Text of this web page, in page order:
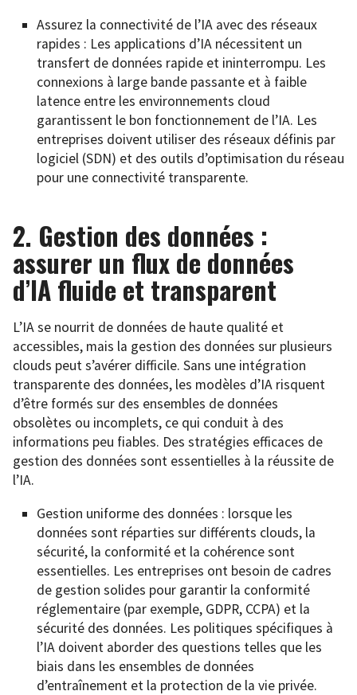
Assurez la connectivité de l’IA avec des réseaux
rapides : Les applications d’IA nécessitent un
transfert de données rapide et ininterrompu. Les
connexions à large bande passante et à faible
latence entre les environnements cloud
garantissent le bon fonctionnement de l’IA. Les
entreprises doivent utiliser des réseaux définis par
logiciel (SDN) et des outils d’optimisation du réseau
pour une connectivité transparente.
2. Gestion des données :
assurer un flux de données
d’IA fluide et transparent
L’IA se nourrit de données de haute qualité et
accessibles, mais la gestion des données sur plusieurs
clouds peut s’avérer difficile. Sans une intégration
transparente des données, les modèles d’IA risquent
d’être formés sur des ensembles de données
obsolètes ou incomplets, ce qui conduit à des
informations peu fiables. Des stratégies efficaces de
gestion des données sont essentielles à la réussite de
l’IA.
Gestion uniforme des données : lorsque les
données sont réparties sur différents clouds, la
sécurité, la conformité et la cohérence sont
essentielles. Les entreprises ont besoin de cadres
de gestion solides pour garantir la conformité
réglementaire (par exemple, GDPR, CCPA) et la
sécurité des données. Les politiques spécifiques à
l’IA doivent aborder des questions telles que les
biais dans les ensembles de données
d’entraînement et la protection de la vie privée.